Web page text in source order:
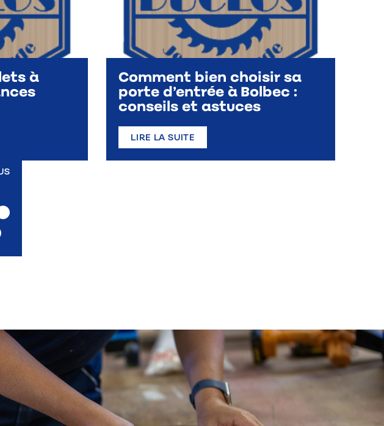
à Comment bien choisir sa
porte d’entrée à Bolbec :
conseils et astuces
LIRE LA SUITE